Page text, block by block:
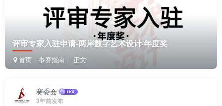
评审专家入驻申请-两岸数字艺术设计·年度奖
首页 参赛指南 正文
赛委会
3年前发布